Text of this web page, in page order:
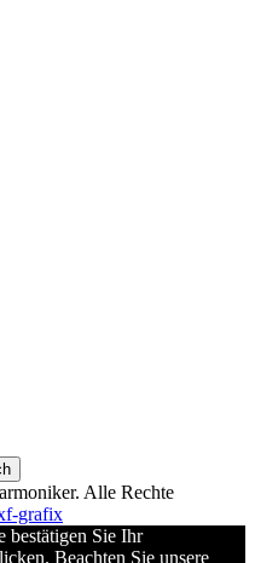
. Alle Rechte
grafix
bestätigen Sie Ihr
Beachten Sie unsere